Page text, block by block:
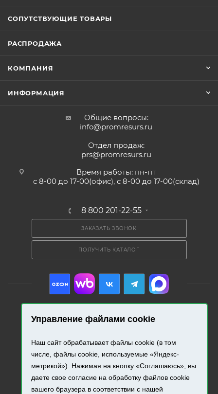
Управление файлами cookie
Наш сайт обрабатывает файлы cookie (в том
числе, файлы cookie, используемые «Яндекс-
метрикой»). Нажимая на кнопку «Соглашаюсь», вы
даете свое согласие на обработку файлов cookie
вашего браузера в соответствии с нашей
СОПУТСТВУЮЩИЕ ТОВАРЫ
РАСПРОДАЖА
КОМПАНИЯ
ИНФОРМАЦИЯ
Общие вопросы:
info@promresurs.ru
Отдел продаж:
prs@promresurs.ru
Время работы: пн-пт
с 8-00 до 17-00(офис), с 8-00 до 17-00(склад)
8 800 201-22-55
ЗАКАЗАТЬ ЗВОНОК
ПОЛУЧИТЬ КАТАЛОГ
2026 © «Промресурс». Все права защищены.
Разработка и продвижение сайта.